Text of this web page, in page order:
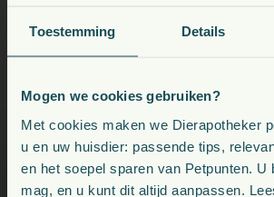
Toestemming Details
Mogen we cookies gebruiken?
Met cookies maken we Dierapotheker
u en uw huisdier: passende tips,
en het soepel sparen van Petpunten. U
mag, en u kunt dit altijd aanpassen.
Kies uw land: